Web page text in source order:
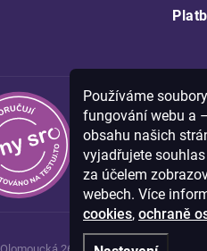
Používáme
fungování webu a
obsahu našich
vyjadřujete
za účelem
webech. Více
cookies, ochraně
Olomoucká 267/29, Opava, 746 01